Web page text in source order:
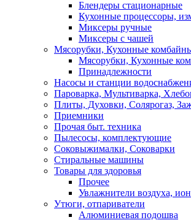
Блендеры стационарные
Кухонные процессоры,
Миксеры ручные
Миксеры с чашей
Мясорубки, Кухонные
Мясорубки, Кухонные
Принадлежности
Насосы и станции
Пароварка, Мультиварка,
Плиты, Духовки, Солярогаз,
Приемники
Прочая быт. техника
Пылесосы, комплектующие
Соковыжималки, Соковарки
Стиральные машины
Товары для здоровья
Прочее
Увлажнители воздуха,
Утюги, отпариватели
Алюминиевая подошва